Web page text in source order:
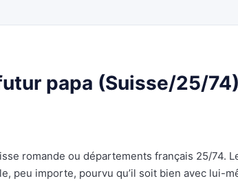
papa (Suisse/25/74)
romande ou départements français 25/74.
peu importe, pourvu qu’il soit bien avec lui-